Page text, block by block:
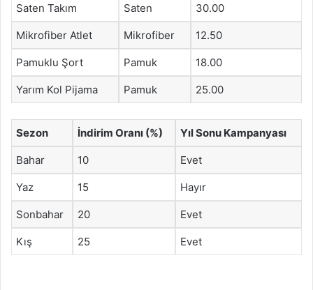
Saten Takım Saten 30.00
Mikrofiber Atlet Mikrofiber 12.50
Pamuklu Şort Pamuk 18.00
Yarım Kol Pijama Pamuk 25.00
Sezon İndirim Oranı (%) Yıl Sonu Kampanyası
Bahar 10 Evet
Yaz 15 Hayır
Sonbahar 20 Evet
Kış 25 Evet